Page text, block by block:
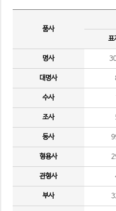
품사
표
명사
대명사
수사
조사
동사
형용사
관형사
부사